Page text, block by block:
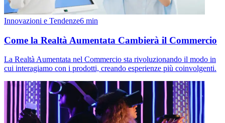
Innovazioni e Tendenze6 min
Come la Realtà Aumentata Cambierà il Commercio
La Realtà Aumentata nel Commercio sta rivoluzionando il modo in
cui interagiamo con i prodotti, creando esperienze più coinvolgenti.